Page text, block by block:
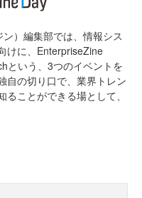
）編集部では、情報シス
けに、EnterpriseZine
という、3つのイベントを
自の切り口で、業界トレン
ことができる場として、